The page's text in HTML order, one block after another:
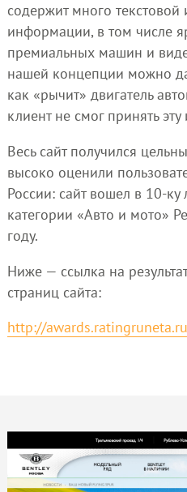
содержит много текстовой
информации, в том числе
премиальных машин и
нашей концепции можно
как «рычит» двигатель
клиент не смог принять
Весь сайт получился
высоко оценили
России: сайт вошел в 10-
категории «Авто и мото»
году.
Ниже — ссылка на
страниц сайта:
http://